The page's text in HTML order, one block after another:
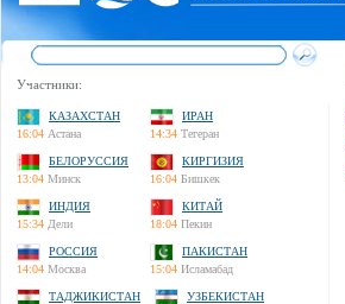
Участники:
КАЗАХСТАН
16:04 Астана
ИРАН
14:34 Тегеран
БЕЛОРУССИЯ
13:04 Минск
КИРГИЗИЯ
16:04 Бишкек
ИНДИЯ
15:34 Дели
КИТАЙ
18:04 Пекин
РОССИЯ
14:04 Москва
ПАКИСТАН
15:04 Исламабад
ТАДЖИКИСТАН
УЗБЕКИСТАН